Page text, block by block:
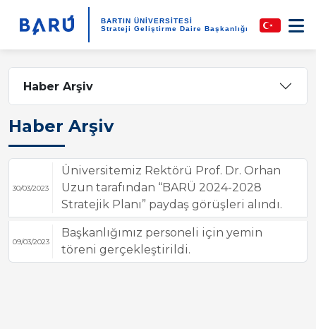
BARTIN ÜNİVERSİTESİ
Strateji Geliştirme Daire Başkanlığı
Haber Arşiv
Haber Arşiv
30/03/2023
Üniversitemiz Rektörü Prof. Dr. Orhan
Uzun tarafından “BARÜ 2024-2028
Stratejik Planı” paydaş görüşleri alındı.
09/03/2023
Başkanlığımız personeli için yemin
töreni gerçekleştirildi.